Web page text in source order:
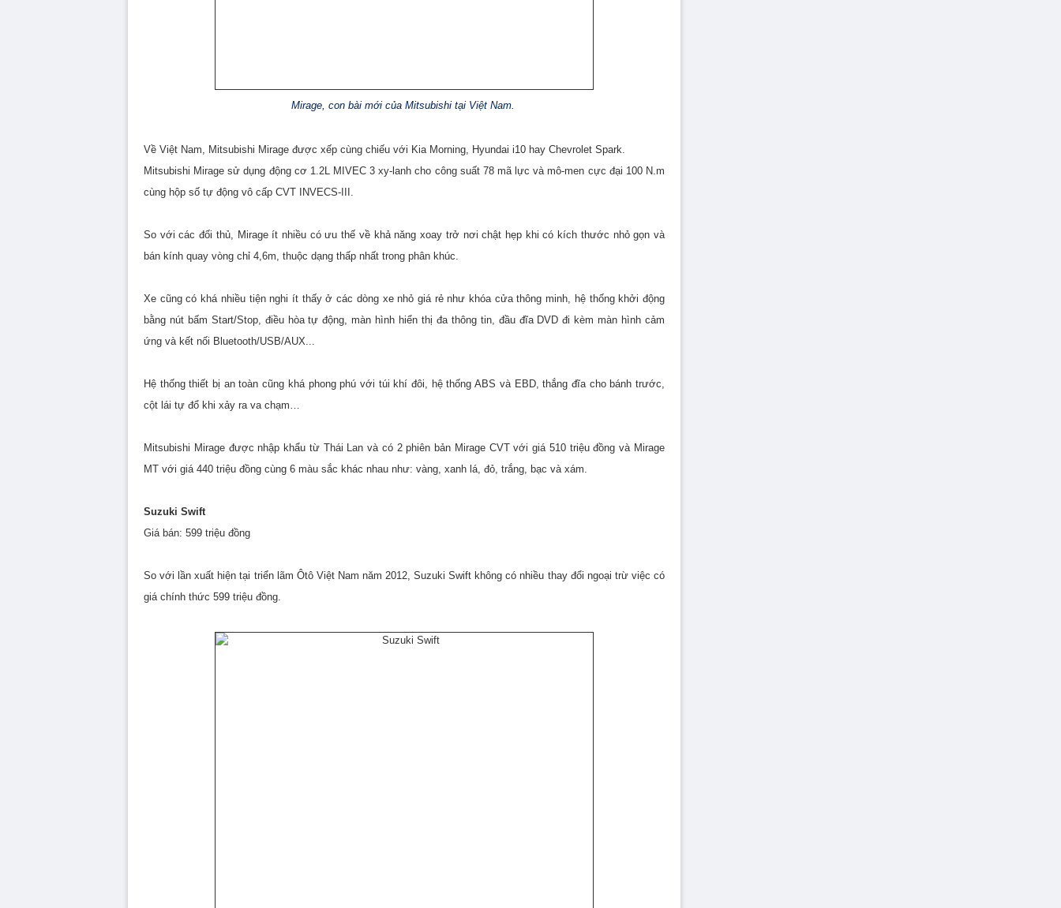
Mirage, con bài mới của Mitsubishi tại Việt Nam.
Về Việt Nam, Mitsubishi Mirage được xếp cùng chiếu với Kia Morning, Hyundai i10 hay Chevrolet Spark.
Mitsubishi Mirage sử dụng động cơ 1.2L MIVEC 3 xy-lanh cho công suất 78 mã lực và mô-men cực đại 100 N.m
cùng hộp số tự động vô cấp CVT INVECS-III.
So với các đối thủ, Mirage ít nhiều có ưu thế về khả năng xoay trở nơi chật hẹp khi có kích thước nhỏ gọn và
bán kính quay vòng chỉ 4,6m, thuộc dạng thấp nhất trong phân khúc.
Xe cũng có khá nhiều tiện nghi ít thấy ở các dòng xe nhỏ giá rẻ như khóa cửa thông minh, hệ thống khởi động
bằng nút bấm Start/Stop, điều hòa tự động, màn hình hiển thị đa thông tin, đầu đĩa DVD đi kèm màn hình cảm
ứng và kết nối Bluetooth/USB/AUX...
Hệ thống thiết bị an toàn cũng khá phong phú với túi khí đôi, hệ thống ABS và EBD, thắng đĩa cho bánh trước,
cột lái tự đổ khi xảy ra va chạm…
Mitsubishi Mirage được nhập khẩu từ Thái Lan và có 2 phiên bản Mirage CVT với giá 510 triệu đồng và Mirage
MT với giá 440 triệu đồng cùng 6 màu sắc khác nhau như: vàng, xanh lá, đỏ, trắng, bạc và xám.
Suzuki Swift
Giá bán: 599 triệu đồng
So với lần xuất hiện tại triển lãm Ôtô Việt Nam năm 2012, Suzuki Swift không có nhiều thay đổi ngoại trừ việc có
giá chính thức 599 triệu đồng.